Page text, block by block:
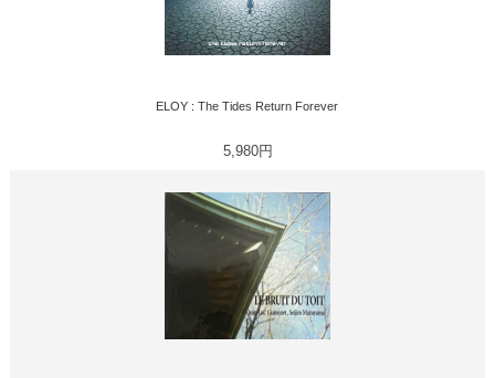
ELOY : The Tides Return Forever
5,980円